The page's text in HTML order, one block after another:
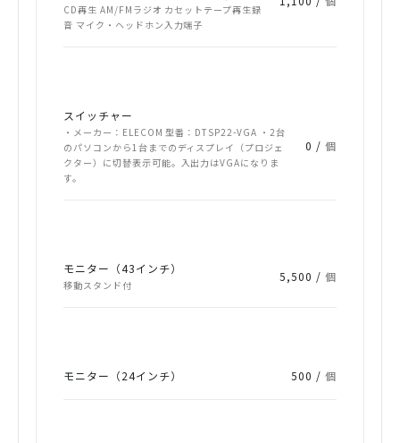
CD再生 AM/FMラジオ カセットテープ再生録
音 マイク・ヘッドホン入力端子
スイッチャー
・メーカー：ELECOM 型番：DTSP22-VGA ・2台
のパソコンから1台までのディスプレイ（プロジェ
クター）に切替表示可能。入出力はVGAになりま
す。
0 /個
モニター（43インチ）
移動スタンド付
5,500 /個
モニター（24インチ） 500 /個